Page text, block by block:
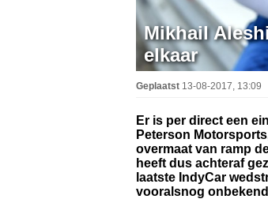
Mikhail
elkaar
Geplaatst 13-08-2017, 13:09
Er is per direct een
Peterson
overmaat van ramp
heeft dus achteraf
laatste IndyCar
vooralsnog